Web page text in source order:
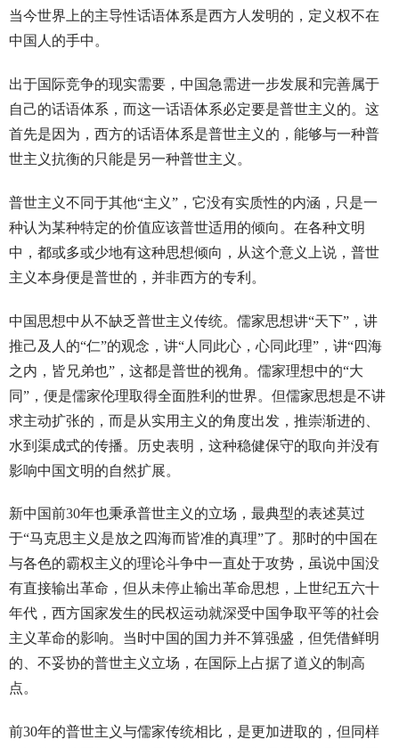
当今世界上的主导性话语体系是西方人发明的，定义权不在
中国人的手中。
出于国际竞争的现实需要，中国急需进一步发展和完善属于
自己的话语体系，而这一话语体系必定要是普世主义的。这
首先是因为，西方的话语体系是普世主义的，能够与一种普
世主义抗衡的只能是另一种普世主义。
普世主义不同于其他“主义”，它没有实质性的内涵，只是一
种认为某种特定的价值应该普世适用的倾向。在各种文明
中，都或多或少地有这种思想倾向，从这个意义上说，普世
主义本身便是普世的，并非西方的专利。
中国思想中从不缺乏普世主义传统。儒家思想讲“天下”，讲
推己及人的“仁”的观念，讲“人同此心，心同此理”，讲“四海
之内，皆兄弟也”，这都是普世的视角。儒家理想中的“大
同”，便是儒家伦理取得全面胜利的世界。但儒家思想是不讲
求主动扩张的，而是从实用主义的角度出发，推崇渐进的、
水到渠成式的传播。历史表明，这种稳健保守的取向并没有
影响中国文明的自然扩展。
新中国前30年也秉承普世主义的立场，最典型的表述莫过
于“马克思主义是放之四海而皆准的真理”了。那时的中国在
与各色的霸权主义的理论斗争中一直处于攻势，虽说中国没
有直接输出革命，但从未停止输出革命思想，上世纪五六十
年代，西方国家发生的民权运动就深受中国争取平等的社会
主义革命的影响。当时中国的国力并不算强盛，但凭借鲜明
的、不妥协的普世主义立场，在国际上占据了道义的制高
点。
前30年的普世主义与儒家传统相比，是更加进取的，但同样